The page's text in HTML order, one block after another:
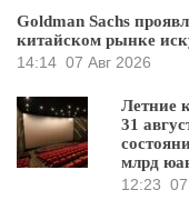
Goldman Sachs
китайском рынке
14:14 07 Авг 2026
Летние
31
млрд
12:23